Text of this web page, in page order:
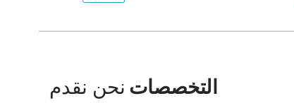
التخصصات نحن نقدم